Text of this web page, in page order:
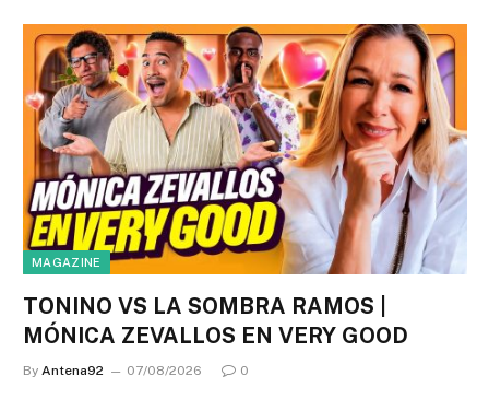
MAGAZINE
TONINO VS LA SOMBRA RAMOS |
MÓNICA ZEVALLOS EN VERY GOOD
By Antena92 07/08/2026 0